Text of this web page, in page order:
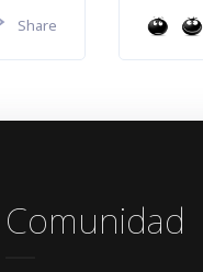
Share
Comunidad